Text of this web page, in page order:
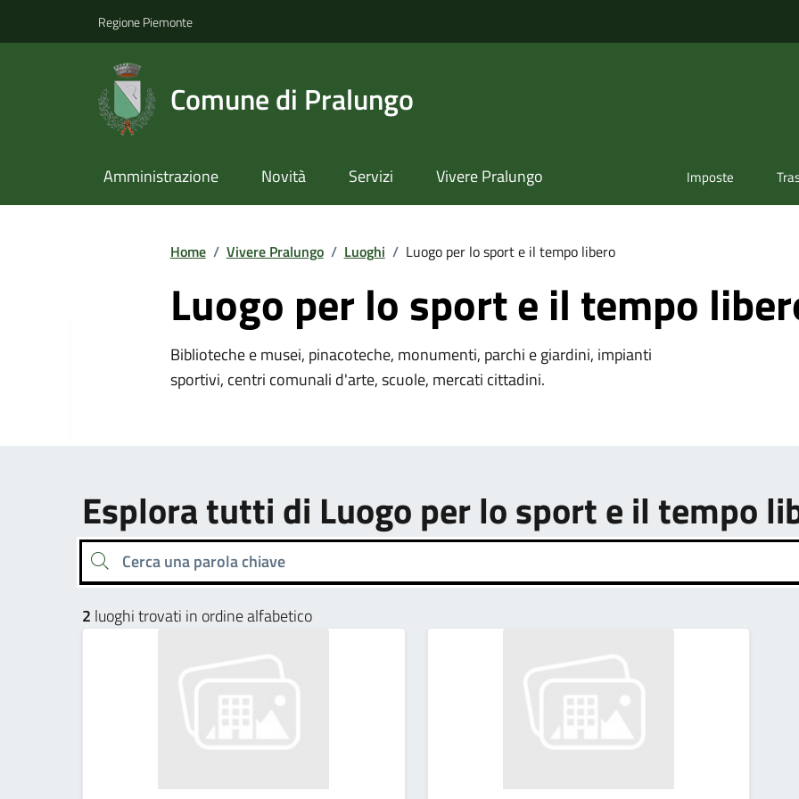
Regione Piemonte
Comune di Pralungo
Amministrazione Novità Servizi Vivere Pralungo Imposte
Home / Vivere Pralungo / Luoghi / Luogo per lo sport e il tempo libero
Luogo per lo sport e il tempo
Biblioteche e musei, pinacoteche, monumenti, parchi e giardini, impianti
sportivi, centri comunali d'arte, scuole, mercati cittadini.
Esplora tutti di Luogo per lo sport e il tempo
Cerca una parola chiave
2 luoghi trovati in ordine alfabetico